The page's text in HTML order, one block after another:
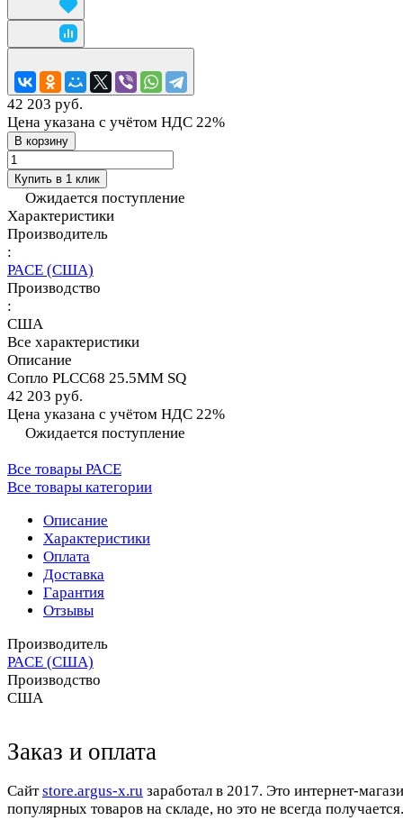
42 203 руб.
Цена указана с учётом НДС 22%
В корзину
Купить в 1 клик
Ожидается поступление
Характеристики
Производитель
:
PACE (США)
Производство
:
США
Все характеристики
Описание
Сопло PLCC68 25.5MM SQ
42 203 руб.
Цена указана с учётом НДС 22%
Ожидается поступление
Все товары PACE
Все товары категории
Описание
Характеристики
Оплата
Доставка
Гарантия
Отзывы
Производитель
PACE (США)
Производство
США
Заказ и оплата
Cайтstore.argus-x.ru заработал в 2017. Это интернет-
популярных товаров на складе, но это не всегда